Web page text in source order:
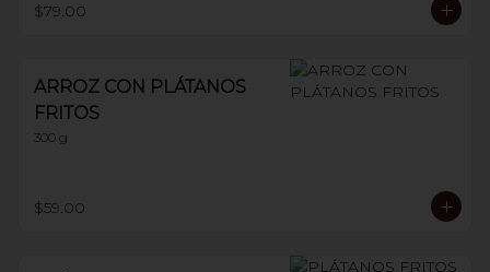
$79.00
ARROZ CON PLÁTANOS
FRITOS
300 g
$59.00